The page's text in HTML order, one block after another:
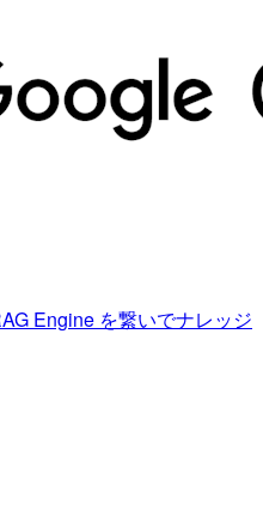
Engine を繋いでナレッジ